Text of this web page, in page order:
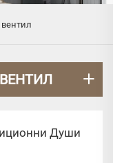
Души